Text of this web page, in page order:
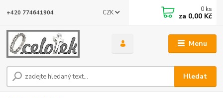
Menu
CZK
Hledat
+420 774641904 0 ks
za 0,00 Kč